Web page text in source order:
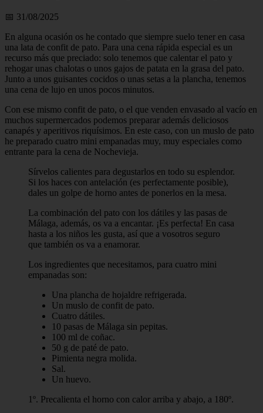
📅 31/08/2025
En alguna ocasión os he contado que siempre suelo tener en casa
una lata de confit de pato. Para una cena rápida especial es un
recurso más que preciado: solo tenemos que calentar el pato y
rehogar unas chalotas o unos gajos de patata en la grasa del pato.
Junto a unos guisantes cocidos o unas setas a la plancha, tenemos
una cena de lujo en unos pocos minutos.
Con ese mismo confit de pato, o el que venden envasado al vacío en
muchos supermercados podemos preparar además deliciosos
canapés y aperitivos riquísimos. En este caso, con un muslo de pato
he preparado cuatro mini empanadas muy, muy especiales como
entrante para la cena de Nochevieja.
Sírvelos calientes para degustarlos en todo su esplendor.
Si los haces con antelación (es perfectamente posible),
dales un golpe de horno antes de ponerlos en la mesa.
La combinación del pato con los dátiles y las pasas de
Málaga, además, os va a encantar. ¡Es perfecta! En casa
hasta a los niños les gusta, así que a vosotros seguro
que también os va a enamorar.
Los ingredientes que necesitamos, para cuatro mini
empanadas son:
Una plancha de hojaldre refrigerada.
Un muslo de confit de pato.
Cuatro dátiles.
10 pasas de Málaga sin pepitas.
100 ml de coñac.
50 g de paté de pato.
Pimienta negra molida.
Sal.
Un huevo.
1º. Precalienta el horno con calor arriba y abajo, a 180º.